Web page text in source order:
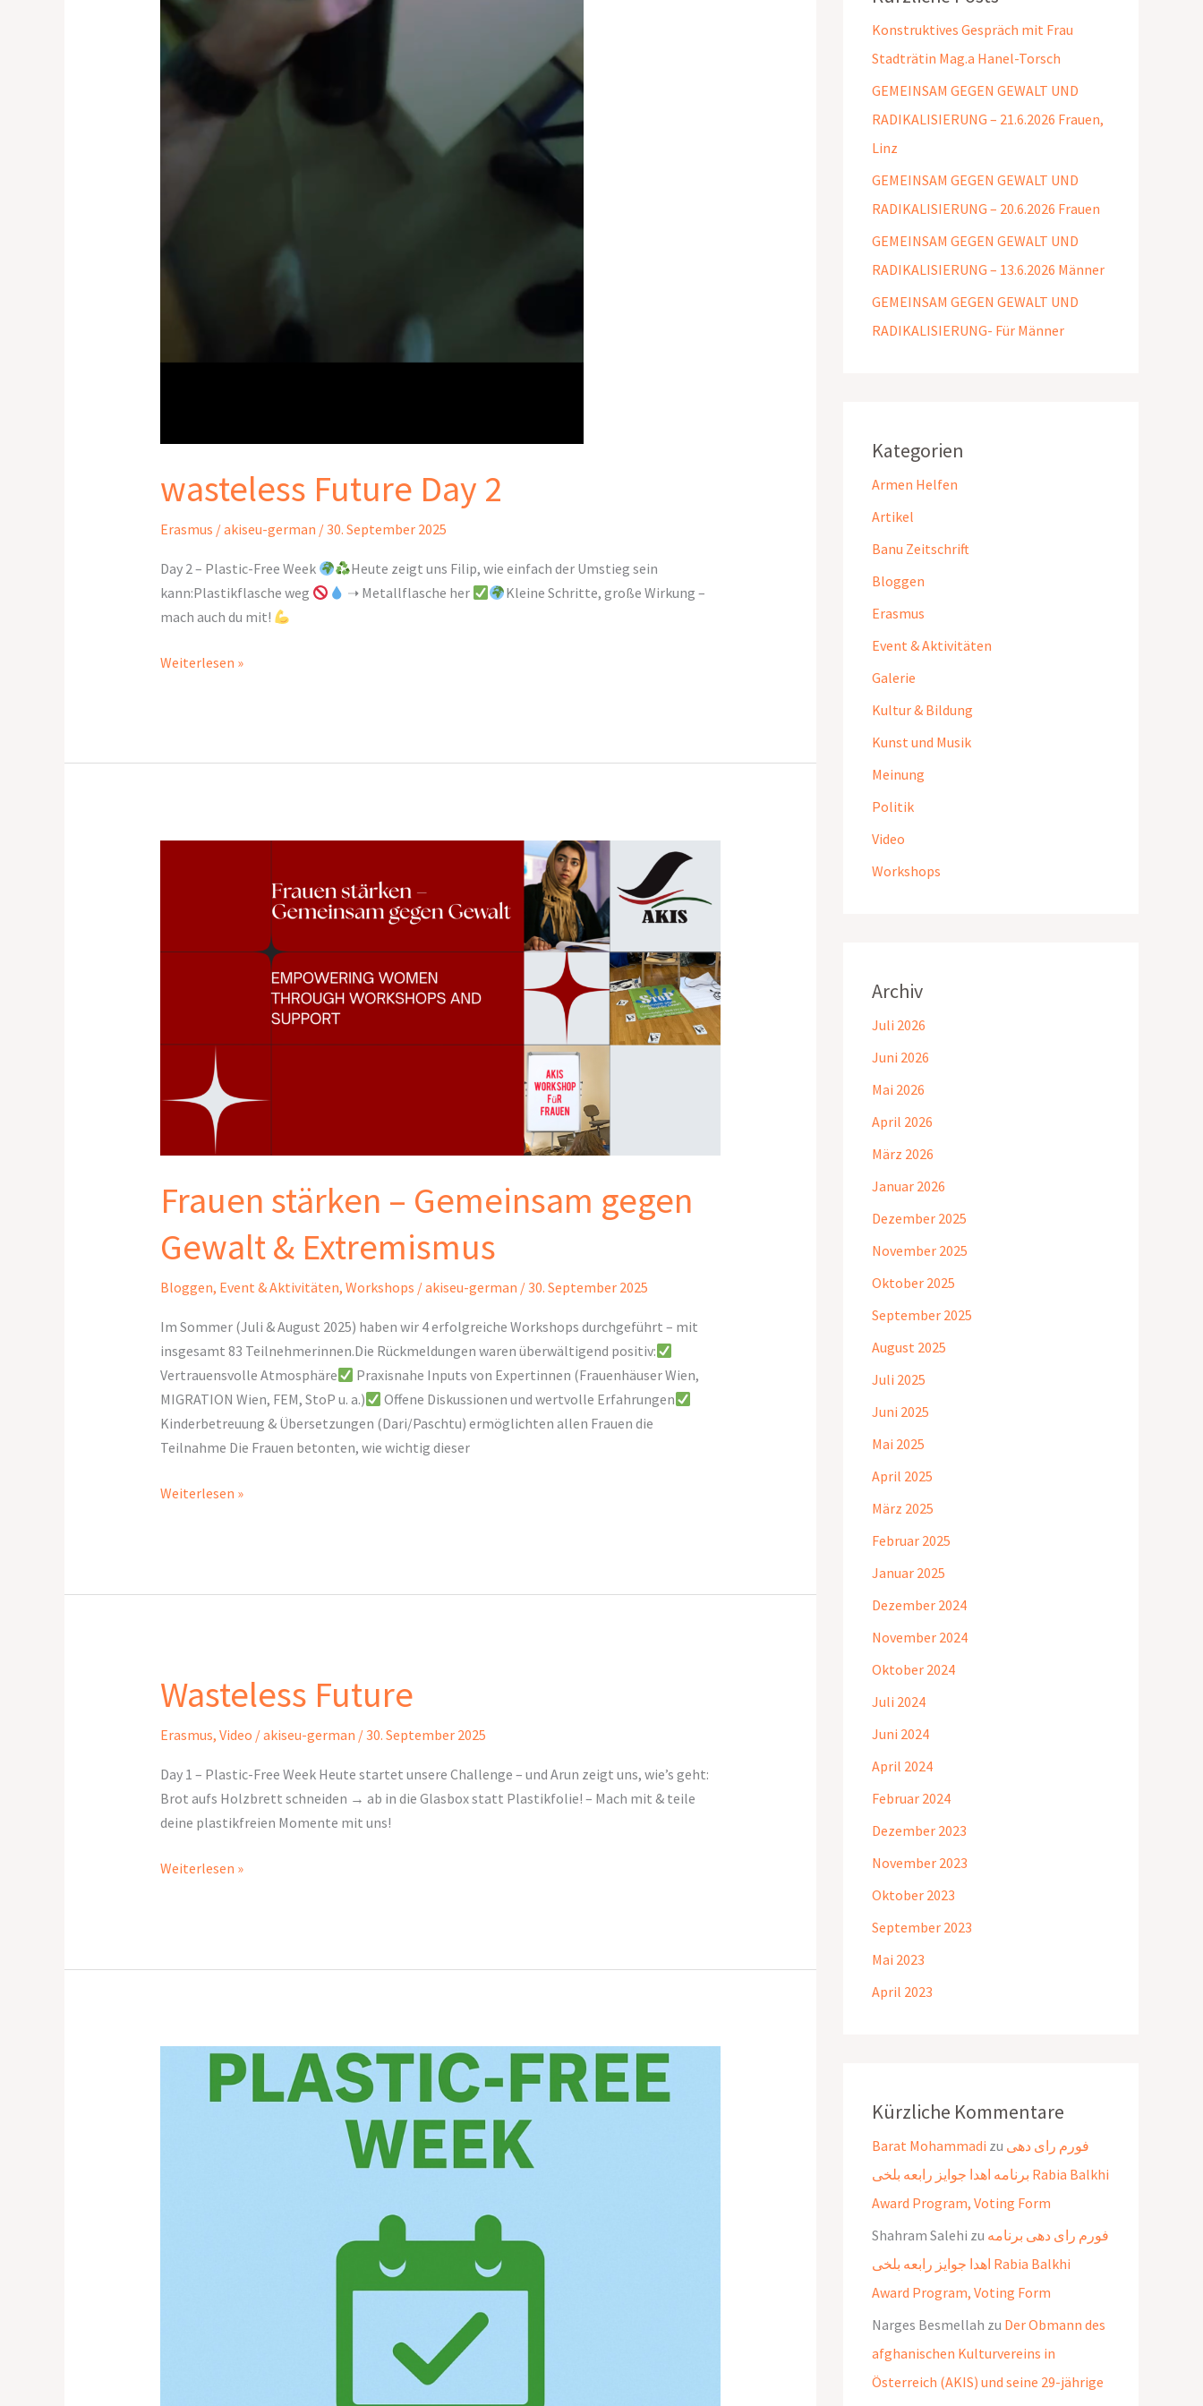
wasteless Future Day 2
Erasmus /akiseu-german /30. September 2025
Day 2 – Plastic-Free Week
Heute zeigt uns Filip, wie einfach der Umstieg sein
kann:Plastikflasche weg
➝ Metallflasche her
Kleine Schritte, große Wirkung –
mach auch du mit!
Weiterlesen »
Frauen stärken – Gemeinsam gegen
Gewalt & Extremismus
Bloggen, Event & Aktivitäten, Workshops /akiseu-german /30. September 2025
Im Sommer (Juli & August 2025) haben wir 4 erfolgreiche Workshops durchgeführt – mit
insgesamt 83 Teilnehmerinnen.Die Rückmeldungen waren überwältigend positiv:
Vertrauensvolle Atmosphäre
Praxisnahe Inputs von Expertinnen (Frauenhäuser Wien,
MIGRATION Wien, FEM, StoP u. a.)
Offene Diskussionen und wertvolle Erfahrungen
Kinderbetreuung & Übersetzungen (Dari/Paschtu) ermöglichten allen Frauen die
Teilnahme Die Frauen betonten, wie wichtig dieser
gegen
Weiterlesen »
Wasteless Future
Erasmus, Video /akiseu-german /30. September 2025
Day 1 – Plastic-Free Week Heute startet unsere Challenge – und Arun zeigt uns, wie’s geht:
Brot aufs Holzbrett schneiden → ab in die Glasbox statt Plastikfolie! – Mach mit & teile
deine plastikfreien Momente mit uns!
Wasteless
Future
Weiterlesen »
Wasteless
Konstruktives Gespräch mit Frau
Stadträtin Mag.a Hanel-Torsch
GEMEINSAM GEGEN GEWALT UND
RADIKALISIERUNG – 21.6.2026 Frauen,
Linz
GEMEINSAM GEGEN GEWALT UND
RADIKALISIERUNG – 20.6.2026 Frauen
GEMEINSAM GEGEN GEWALT UND
RADIKALISIERUNG – 13.6.2026 Männer
GEMEINSAM GEGEN GEWALT UND
RADIKALISIERUNG- Für Männer
Kategorien
Armen Helfen
Artikel
Banu Zeitschrift
Bloggen
Erasmus
Event & Aktivitäten
Galerie
Kultur & Bildung
Kunst und Musik
Meinung
Politik
Video
Workshops
Archiv
Juli 2026
Juni 2026
Mai 2026
April 2026
März 2026
Januar 2026
Dezember 2025
November 2025
Oktober 2025
September 2025
August 2025
Juli 2025
Juni 2025
Mai 2025
April 2025
März 2025
Februar 2025
Januar 2025
Dezember 2024
November 2024
Oktober 2024
Juli 2024
Juni 2024
April 2024
Februar 2024
Dezember 2023
November 2023
Oktober 2023
September 2023
Mai 2023
April 2023
Kürzliche Kommentare
Barat Mohammadi zu فورم رای دهی
برنامه اهدا جوایز رابعه بلخی Rabia Balkhi
Award Program, Voting Form
Shahram Salehi zu فورم رای دهی برنامه
اهدا جوایز رابعه بلخی Rabia Balkhi
Award Program, Voting Form
Narges Besmellah zu Der Obmann des
afghanischen Kulturvereins in
Österreich (AKIS) und seine 29-jährige